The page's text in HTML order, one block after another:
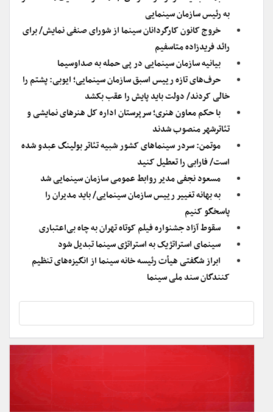
به رئیس سازمان سینمایی
خروج کانون کارگردانان سینما از شورای صنفی نمایش/ برای
رائد فریدزاده متاسفیم
بیانیه سازمان سینمایی در پی حمله به صداوسیما
حرف‌های تازه رییس اسبق سازمان سینمایی؛ ایوبی: پشتم را
خالی کردند/ دولت باید پایش را عقب بکشد
با حکم معاون هنری؛ سرپرستان اداره کل هنرهای نمایشی و
تئاترشهر منصوب شدند
موتمن: سردر سینماهای کشور شبیه تئاتر بولینگ عبدو شده
است/ فارابی را تعطیل کنید
مسعود نجفی مدیر روابط عمومی سازمان سینمایی شد
به بهانه تغییر رییس سازمان سینمایی/ باید مدیران را
پاسخگو کنیم
سقوط آزاد جشنواره فیلم کوتاه تهران به چاه بی‌اعتباری
سینمای استراتژیک به استراتژی سینما تبدیل شود
ابراز شگفتی هیأت رئیسه خانه سینما از انگیزه‌های تنظیم
کنندگان سند ملی سینما